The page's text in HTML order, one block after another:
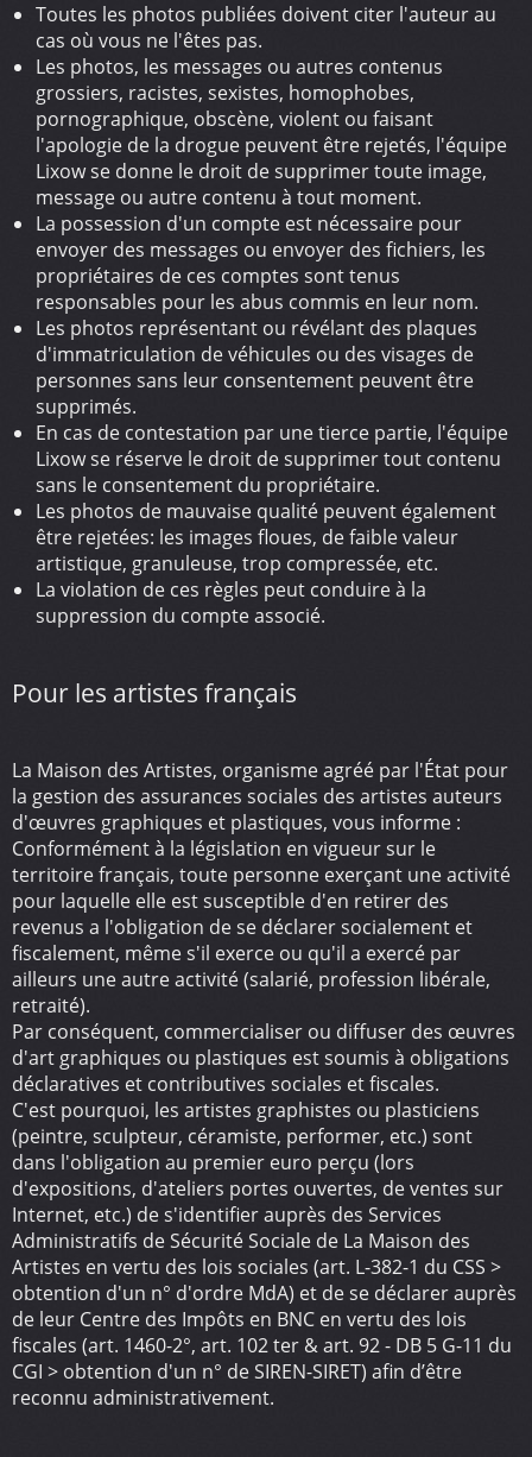
Toutes les photos publiées doivent citer l'auteur au
cas où vous ne l'êtes pas.
Les photos, les messages ou autres contenus
grossiers, racistes, sexistes, homophobes,
pornographique, obscène, violent ou faisant
l'apologie de la drogue peuvent être rejetés, l'équipe
Lixow se donne le droit de supprimer toute image,
message ou autre contenu à tout moment.
La possession d'un compte est nécessaire pour
envoyer des messages ou envoyer des fichiers, les
propriétaires de ces comptes sont tenus
responsables pour les abus commis en leur nom.
Les photos représentant ou révélant des plaques
d'immatriculation de véhicules ou des visages de
personnes sans leur consentement peuvent être
supprimés.
En cas de contestation par une tierce partie, l'équipe
Lixow se réserve le droit de supprimer tout contenu
sans le consentement du propriétaire.
Les photos de mauvaise qualité peuvent également
être rejetées: les images floues, de faible valeur
artistique, granuleuse, trop compressée, etc.
La violation de ces règles peut conduire à la
suppression du compte associé.
Pour les artistes français
La Maison des Artistes, organisme agréé par l'État pour
la gestion des assurances sociales des artistes auteurs
d'œuvres graphiques et plastiques, vous informe :
Conformément à la législation en vigueur sur le
territoire français, toute personne exerçant une activité
pour laquelle elle est susceptible d'en retirer des
revenus a l'obligation de se déclarer socialement et
fiscalement, même s'il exerce ou qu'il a exercé par
ailleurs une autre activité (salarié, profession libérale,
retraité).
Par conséquent, commercialiser ou diffuser des œuvres
d'art graphiques ou plastiques est soumis à obligations
déclaratives et contributives sociales et fiscales.
C'est pourquoi, les artistes graphistes ou plasticiens
(peintre, sculpteur, céramiste, performer, etc.) sont
dans l'obligation au premier euro perçu (lors
d'expositions, d'ateliers portes ouvertes, de ventes sur
Internet, etc.) de s'identifier auprès des Services
Administratifs de Sécurité Sociale de La Maison des
Artistes en vertu des lois sociales (art. L-382-1 du CSS >
obtention d'un n° d'ordre MdA) et de se déclarer auprès
de leur Centre des Impôts en BNC en vertu des lois
fiscales (art. 1460-2°, art. 102 ter & art. 92 - DB 5 G-11 du
CGI > obtention d'un n° de SIREN-SIRET) afin d’être
reconnu administrativement.